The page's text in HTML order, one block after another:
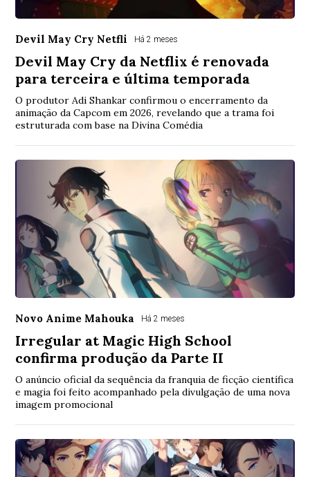
Devil May Cry Netfli Há 2 meses
Devil May Cry da Netflix é renovada
para terceira e última temporada
O produtor Adi Shankar confirmou o encerramento da
animação da Capcom em 2026, revelando que a trama foi
estruturada com base na Divina Comédia
Novo Anime Mahouka Há 2 meses
Irregular at Magic High School
confirma produção da Parte II
O anúncio oficial da sequência da franquia de ficção científica
e magia foi feito acompanhado pela divulgação de uma nova
imagem promocional